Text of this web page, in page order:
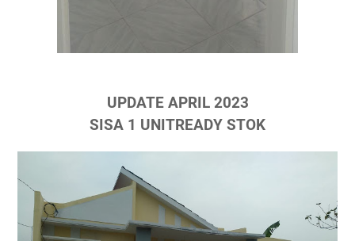
UPDATE APRIL 2023
SISA 1 UNITREADY STOK